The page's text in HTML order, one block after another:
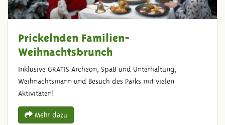
Prickelnden Familien-
Weihnachtsbrunch
Inklusive GRATIS Archeon, Spaß und Unterhaltung,
Weihnachtsmann und Besuch des Parks mit vielen
Aktivitäten!
Mehr dazu